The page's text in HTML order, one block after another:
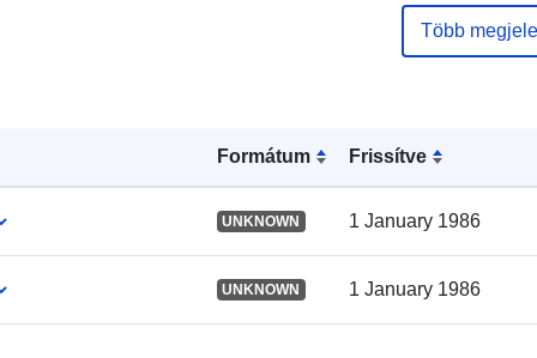
Formátum Frissítve
UNKNOWN 1 January 1986
UNKNOWN 1 January 1986
Katalógus-
Térbeli:
Több